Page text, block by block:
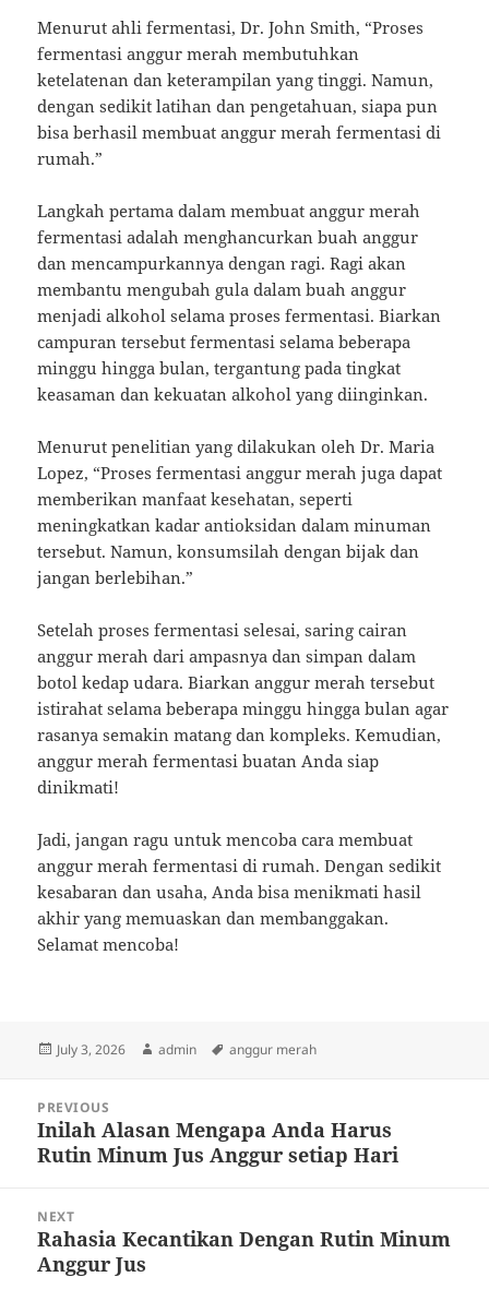
Menurut ahli fermentasi, Dr. John Smith, “Proses
fermentasi anggur merah membutuhkan
ketelatenan dan keterampilan yang tinggi. Namun,
dengan sedikit latihan dan pengetahuan, siapa pun
bisa berhasil membuat anggur merah fermentasi di
rumah.”
Langkah pertama dalam membuat anggur merah
fermentasi adalah menghancurkan buah anggur
dan mencampurkannya dengan ragi. Ragi akan
membantu mengubah gula dalam buah anggur
menjadi alkohol selama proses fermentasi. Biarkan
campuran tersebut fermentasi selama beberapa
minggu hingga bulan, tergantung pada tingkat
keasaman dan kekuatan alkohol yang diinginkan.
Menurut penelitian yang dilakukan oleh Dr. Maria
Lopez, “Proses fermentasi anggur merah juga dapat
memberikan manfaat kesehatan, seperti
meningkatkan kadar antioksidan dalam minuman
tersebut. Namun, konsumsilah dengan bijak dan
jangan berlebihan.”
Setelah proses fermentasi selesai, saring cairan
anggur merah dari ampasnya dan simpan dalam
botol kedap udara. Biarkan anggur merah tersebut
istirahat selama beberapa minggu hingga bulan agar
rasanya semakin matang dan kompleks. Kemudian,
anggur merah fermentasi buatan Anda siap
dinikmati!
Jadi, jangan ragu untuk mencoba cara membuat
anggur merah fermentasi di rumah. Dengan sedikit
kesabaran dan usaha, Anda bisa menikmati hasil
akhir yang memuaskan dan membanggakan.
Selamat mencoba!
Posted
July 3, 2026 Author
admin Tags
anggur merah
navigation
PREVIOUS
Previous
post:
Inilah Alasan Mengapa Anda Harus
Rutin Minum Jus Anggur setiap Hari
NEXT
Next
post:
Rahasia Kecantikan Dengan Rutin Minum
Anggur Jus